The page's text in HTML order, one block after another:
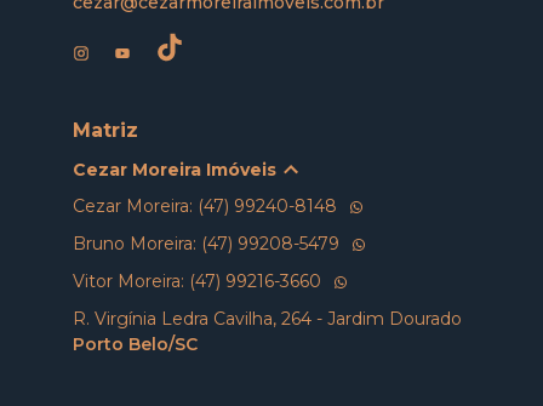
Matriz
Cezar Moreira Imóveis
Cezar Moreira: (47) 99240-8148
Bruno Moreira: (47) 99208-5479
Vitor Moreira: (47) 99216-3660
R. Virgínia Ledra Cavilha, 264 - Jardim Dourado
Porto Belo/SC